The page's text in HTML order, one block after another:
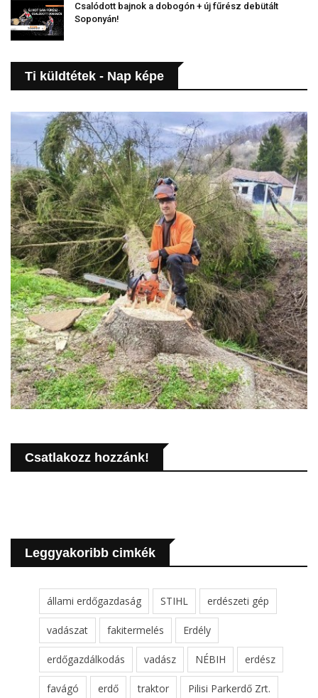
Csalódott bajnok a dobogón + új fűrész debütált
Soponyán!
Ti küldtétek - Nap képe
Csatlakozz hozzánk!
Leggyakoribb cimkék
állami erdőgazdaság STIHL erdészeti gép
vadászat fakitermelés Erdély
erdőgazdálkodás vadász NÉBIH erdész
favágó erdő traktor Pilisi Parkerdő Zrt.